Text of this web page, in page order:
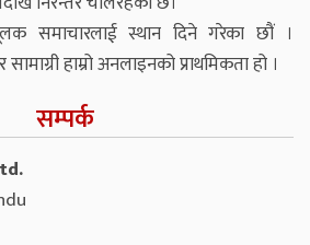
समाचारलाई स्थान दिने गरेका छौं ।
हाम्रो अनलाइनको प्राथमिकता हो ।
सम्पर्क